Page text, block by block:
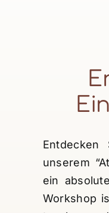
unserem
ein
Workshop